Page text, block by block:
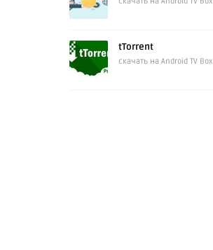
tTorrent
скачать на Android TV Box